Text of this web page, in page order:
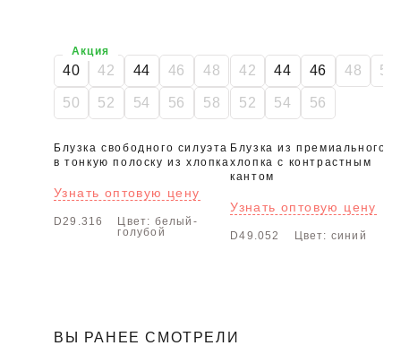
40 42 44 46 48
50 52 54 56 58
Блузка свободного силуэта
в тонкую полоску из хлопка
Узнать оптовую цену
D29.316
Цвет: белый-
голубой
Акция
42 44 46 48 50
52 54 56
Блузка из премиального
хлопка с контрастным
кантом
Узнать оптовую цену
D49.052 Цвет: синий
ВЫ РАНЕЕ СМОТРЕЛИ